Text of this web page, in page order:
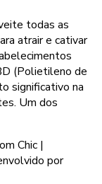
todas as
atrair e cativar
(Polietileno de
significativo na
Um dos
Chic |
por